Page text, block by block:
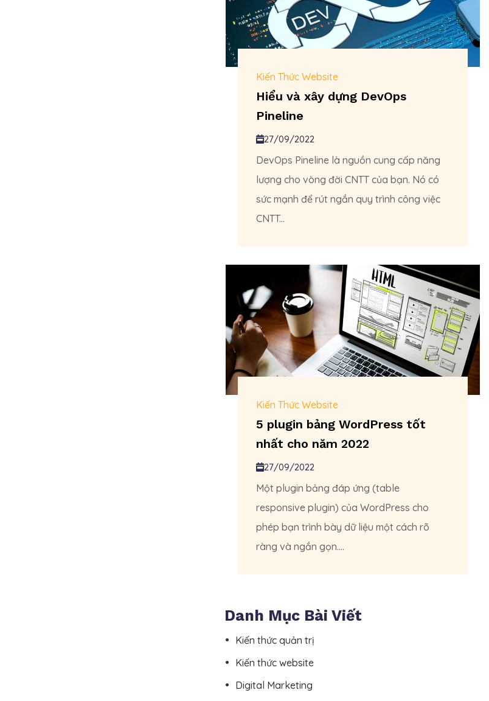
Kiến Thức Website
Hiểu và xây dựng DevOps
Pineline
27/09/2022
DevOps Pineline là nguồn cung cấp năng
lượng cho vòng đời CNTT của bạn. Nó có
sức mạnh để rút ngắn quy trình công việc
CNTT...
Kiến Thức Website
5 plugin bảng WordPress tốt
nhất cho năm 2022
27/09/2022
Một plugin bảng đáp ứng (table
responsive plugin) của WordPress cho
phép bạn trình bày dữ liệu một cách rõ
ràng và ngắn gọn....
Danh Mục Bài Viết
Kiến thức quản trị
Kiến thức website
Digital Marketing